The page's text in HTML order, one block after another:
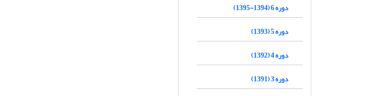
دوره 6 (1394-1395)
دوره 5 (1393)
دوره 4 (1392)
دوره 3 (1391)